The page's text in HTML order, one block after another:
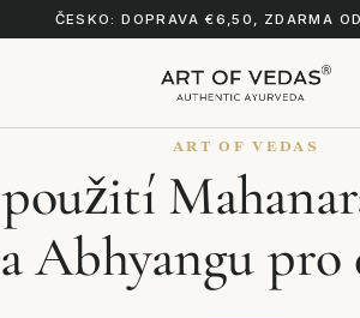
ČESKO: DOPRAVA €6,50, ZDARMA
ART OF VEDAS
Abhyangu